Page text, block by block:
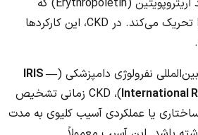
تولید هورمون‌هایی مانند اریتروپویتین (Erythropoietin) که
ساخت گلبول‌های قرمز را تحریک می‌کند. در CKD، این کارکردها
نفرولوژی دامپزشکی (IRIS —
International
)، CKD زمانی تشخیص
یا عملکردی آسیب کلیوی به مدت